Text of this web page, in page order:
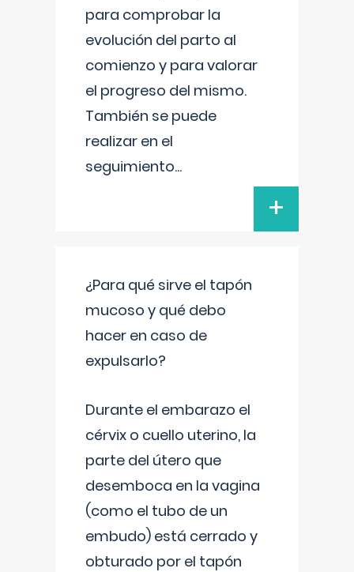
para comprobar la
evolución del parto al
comienzo y para valorar
el progreso del mismo.
También se puede
realizar en el
seguimiento...
+
¿Para qué sirve el tapón
mucoso y qué debo
hacer en caso de
expulsarlo?
Durante el embarazo el
cérvix o cuello uterino, la
parte del útero que
desemboca en la vagina
(como el tubo de un
embudo) está cerrado y
obturado por el tapón